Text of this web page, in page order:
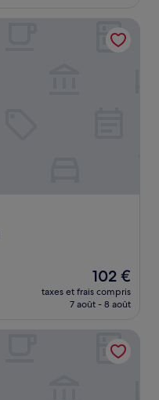
de
105 €
Le
nouveau
prix
de
102 €
102 €
taxes et frais compris
7 août - 8 août